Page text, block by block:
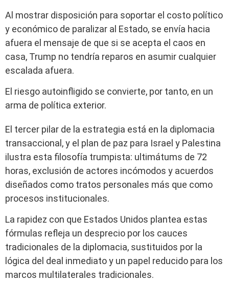
Al mostrar disposición para soportar el costo político
y económico de paralizar al Estado, se envía hacia
afuera el mensaje de que si se acepta el caos en
casa, Trump no tendría reparos en asumir cualquier
escalada afuera.
El riesgo autoinfligido se convierte, por tanto, en un
arma de política exterior.
El tercer pilar de la estrategia está en la diplomacia
transaccional, y el plan de paz para Israel y Palestina
ilustra esta filosofía trumpista: ultimátums de 72
horas, exclusión de actores incómodos y acuerdos
diseñados como tratos personales más que como
procesos institucionales.
La rapidez con que Estados Unidos plantea estas
fórmulas refleja un desprecio por los cauces
tradicionales de la diplomacia, sustituidos por la
lógica del deal inmediato y un papel reducido para los
marcos multilaterales tradicionales.